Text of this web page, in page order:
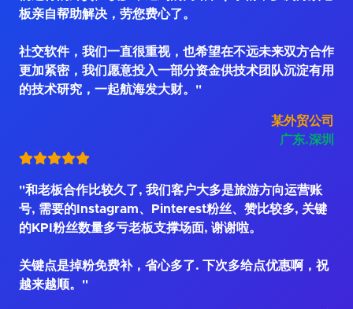
板亲自帮助解决，劳您费心了。
社交软件，我们一直很重视，也希望在不远未来双方合作
更加紧密，我们愿意投入一部分资金供技术团队沉淀有用
的技术研究，一起航海发大财。"
某外贸公司
广东.深圳
"和老板合作比较久了, 我们客户大多是旅游方向运营账
号, 需要的Instagram、Pinterest粉丝、赞比较多, 关键
的KPI粉丝数量多亏老板支撑场面, 谢谢啦。
关键点是掉粉免费补，省心多了. 下次多给点优惠啊，祝
越来越顺。"